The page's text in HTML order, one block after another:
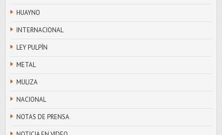
HUAYNO
INTERNACIONAL
LEY PULPÍN
METAL
MULIZA
NACIONAL
NOTAS DE PRENSA